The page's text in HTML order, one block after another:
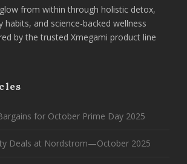
from within through holistic detox,
habits, and science-backed wellness
by the trusted Xmegami product line
for October Prime Day 2025
Deals at Nordstrom—October 2025